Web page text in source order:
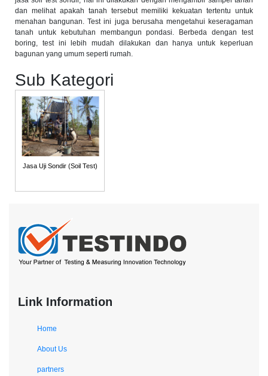
dan melihat apakah tanah tersebut memiliki kekuatan tertentu untuk
menahan bangunan. Test ini juga berusaha mengetahui keseragaman
tanah untuk kebutuhan membangun pondasi. Berbeda dengan test
boring, test ini lebih mudah dilakukan dan hanya untuk keperluan
bagunan yang umum seperti rumah.
Sub Kategori
Jasa Uji Sondir (Soil Test)
Link Information
Home
About Us
partners